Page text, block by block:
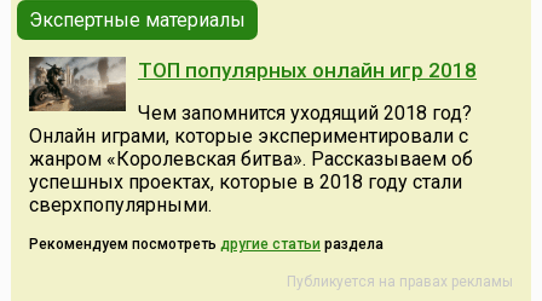
Экспертные материалы
ТОП популярных онлайн игр 2018
Чем запомнится уходящий 2018 год?
Онлайн играми, которые экспериментировали с
жанром «Королевская битва». Рассказываем об
успешных проектах, которые в 2018 году стали
сверхпопулярными.
Рекомендуем посмотреть другие статьи раздела
Публикуется на правах рекламы